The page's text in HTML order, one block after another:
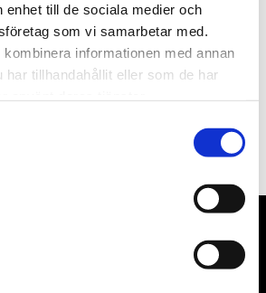
enhet till de sociala medier och
som vi samarbetar med.
informationen med annan
har tillhandahållit eller som de har
PRENUMERERA
i enlighet med vår integritetspolicy